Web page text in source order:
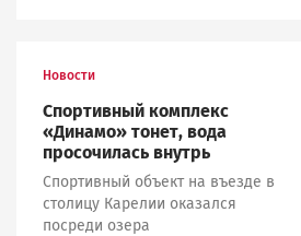
Новости
Спортивный комплекс
«Динамо» тонет, вода
просочилась внутрь
Спортивный объект на въезде в
столицу Карелии оказался
посреди озера